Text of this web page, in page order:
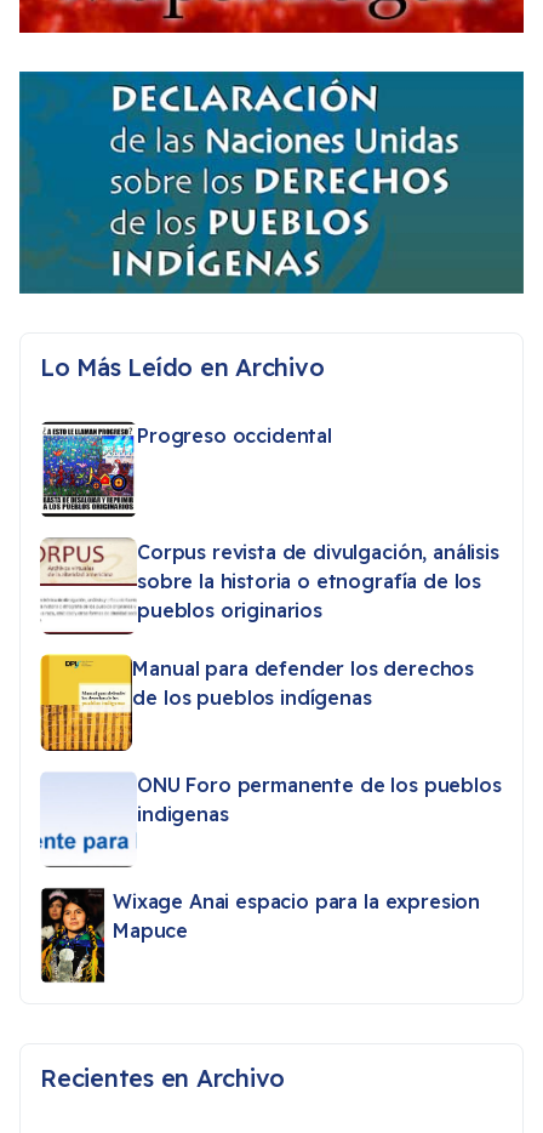
Lo Más Leído en Archivo
Progreso occidental
Corpus revista de divulgación, análisis
sobre la historia o etnografía de los
pueblos originarios
Manual para defender los derechos
de los pueblos indígenas
ONU Foro permanente de los pueblos
indigenas
Wixage Anai espacio para la expresion
Mapuce
Recientes en Archivo